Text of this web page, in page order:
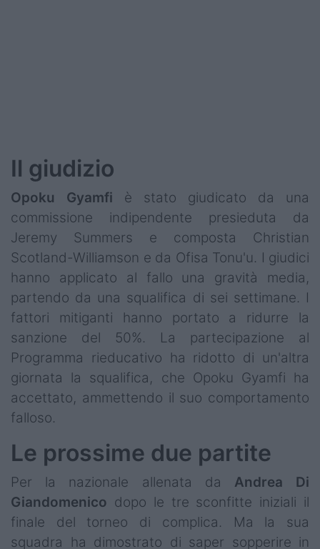
Il giudizio
Opoku Gyamfi è stato giudicato da una
commissione indipendente presieduta da
Jeremy Summers e composta Christian
Scotland-Williamson e da Ofisa Tonu'u. I giudici
hanno applicato al fallo una gravità media,
partendo da una squalifica di sei settimane. I
fattori mitiganti hanno portato a ridurre la
sanzione del 50%. La partecipazione al
Programma rieducativo ha ridotto di un'altra
giornata la squalifica, che Opoku Gyamfi ha
accettato, ammettendo il suo comportamento
falloso.
Le prossime due partite
Per la nazionale allenata da Andrea
Di
Giandomenico dopo le tre sconfitte iniziali il
finale del torneo di complica. Ma la sua
squadra ha dimostrato di saper sopperire in